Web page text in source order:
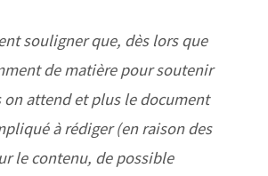
souligner que, dès lors que
de matière pour soutenir
on attend et plus le document
à rédiger (en raison des
le contenu, de possible